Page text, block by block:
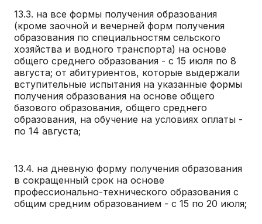
13.3. на все формы получения образования
(кроме заочной и вечерней форм получения
образования по специальностям сельского
хозяйства и водного транспорта) на основе
общего среднего образования - с 15 июля по 8
августа; от абитуриентов, которые выдержали
вступительные испытания на указанные формы
получения образования на основе общего
базового образования, общего среднего
образования, на обучение на условиях оплаты -
по 14 августа;
13.4. на дневную форму получения образования
в сокращенный срок на основе
профессионально-технического образования с
общим средним образованием - с 15 по 20 июля;